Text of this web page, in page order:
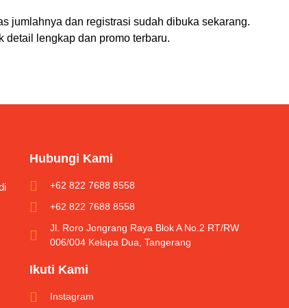
jumlahnya dan registrasi sudah dibuka sekarang.
detail lengkap dan promo terbaru.
Hubungi Kami
+62 822 7688 8558
+62 822 7688 8558
Jl. Roro Jongrang Raya Blok A No.2 RT/RW
006/004 Kelapa Dua, Tangerang
Ikuti Kami
Instagram